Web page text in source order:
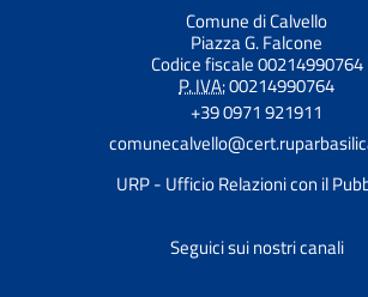
Comune di Calvello
Piazza G. Falcone
Codice fiscale 00214990764
P. IVA:00214990764
+39 0971 921911
URP - Ufficio Relazioni con il
Seguici sui nostri canali